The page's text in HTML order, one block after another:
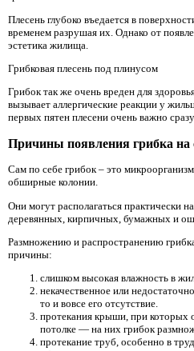
Плесень глубоко въедается в
временем разрушая их. Однако от
эстетика жилища.
Грибковая плесень под плинусом
Грибок так же очень вреден для
вызывает аллергические реакции у
первых пятен плесени очень важно
Причины появления грибка на
Сам по себе грибок – это
обширные колонии.
Они могут располагаться практически
деревянных, кирпичных, бумажных и
Размножению и распространению
причины:
слишком высокая влажность в
некачественное или
то и вовсе его отсутствие.
протекания крыши, при которых
потолке — на них грибок
протекание труб, особенно в